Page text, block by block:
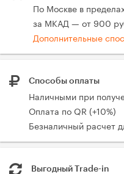
По Москве в
за МКАД — от 900
Дополнительные
Способы оплаты
Наличными при
Оплата по QR (+10%)
Безналичный расчет
Выгодный Trade-in